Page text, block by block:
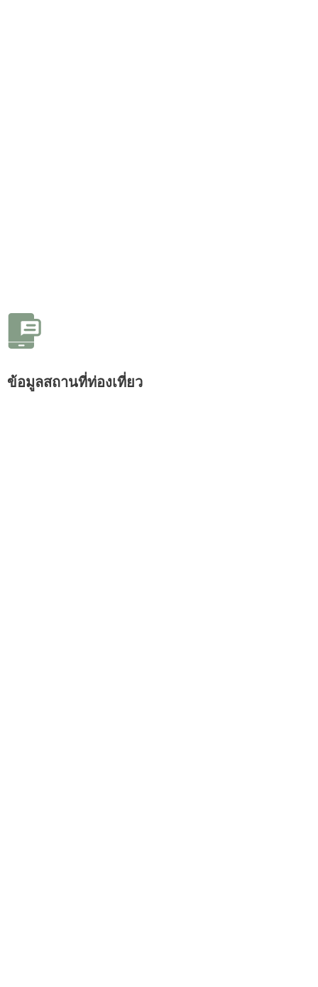
ข้อมูลสถานที่ท่องเที่ยว